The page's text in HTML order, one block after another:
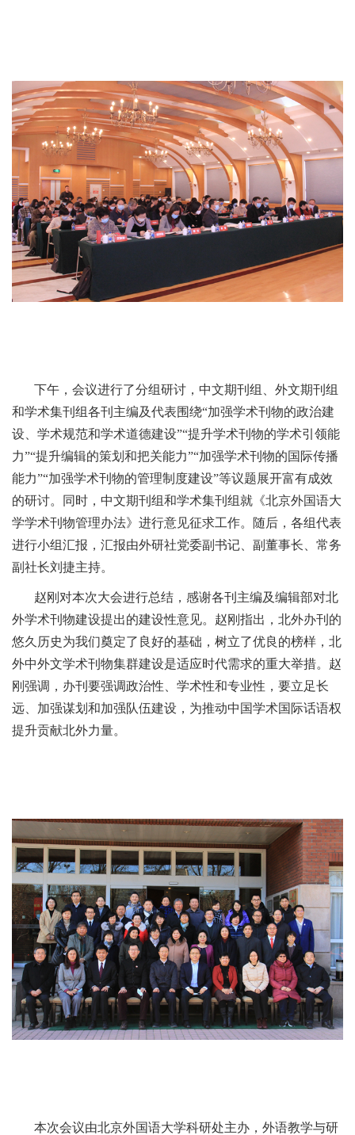
下午，会议进行了分组研讨，中文期刊组、外文期刊组
和学术集刊组各刊主编及代表围绕“加强学术刊物的政治建
设、学术规范和学术道德建设”“提升学术刊物的学术引领能
力”“提升编辑的策划和把关能力”“加强学术刊物的国际传播
能力”“加强学术刊物的管理制度建设”等议题展开富有成效
的研讨。同时，中文期刊组和学术集刊组就《北京外国语大
学学术刊物管理办法》进行意见征求工作。随后，各组代表
进行小组汇报，汇报由外研社党委副书记、副董事长、常务
副社长刘捷主持。
赵刚对本次大会进行总结，感谢各刊主编及编辑部对北
外学术刊物建设提出的建设性意见。赵刚指出，北外办刊的
悠久历史为我们奠定了良好的基础，树立了优良的榜样，北
外中外文学术刊物集群建设是适应时代需求的重大举措。赵
刚强调，办刊要强调政治性、学术性和专业性，要立足长
远、加强谋划和加强队伍建设，为推动中国学术国际话语权
提升贡献北外力量。
本次会议由北京外国语大学科研处主办，外语教学与研